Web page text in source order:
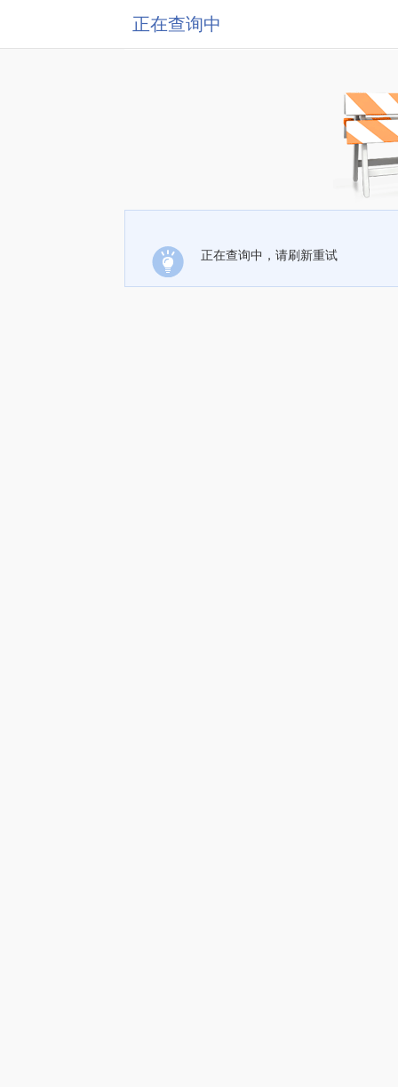
正在查询中
正在查询中，请刷新重试